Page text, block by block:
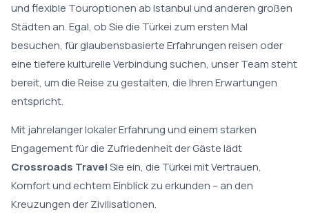
und flexible Touroptionen ab Istanbul und anderen großen
Städten an. Egal, ob Sie die Türkei zum ersten Mal
besuchen, für glaubensbasierte Erfahrungen reisen oder
eine tiefere kulturelle Verbindung suchen, unser Team steht
bereit, um die Reise zu gestalten, die Ihren Erwartungen
entspricht.
Mit jahrelanger lokaler Erfahrung und einem starken
Engagement für die Zufriedenheit der Gäste lädt
Crossroads TravelSie ein, die Türkei mit Vertrauen,
Komfort und echtem Einblick zu erkunden – an den
Kreuzungen der Zivilisationen.